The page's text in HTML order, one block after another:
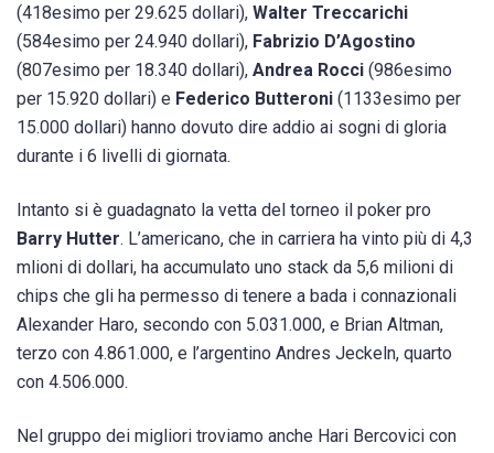
(418esimo per 29.625 dollari), Walter Treccarichi
(584esimo per 24.940 dollari), Fabrizio D’Agostino
(807esimo per 18.340 dollari), Andrea Rocci (986esimo
per 15.920 dollari) e Federico Butteroni (1133esimo per
15.000 dollari) hanno dovuto dire addio ai sogni di gloria
durante i 6 livelli di giornata.
Intanto si è guadagnato la vetta del torneo il poker pro
Barry Hutter. L’americano, che in carriera ha vinto più di 4,3
mlioni di dollari, ha accumulato uno stack da 5,6 milioni di
chips che gli ha permesso di tenere a bada i connazionali
Alexander Haro, secondo con 5.031.000, e Brian Altman,
terzo con 4.861.000, e l’argentino Andres Jeckeln, quarto
con 4.506.000.
Nel gruppo dei migliori troviamo anche Hari Bercovici con